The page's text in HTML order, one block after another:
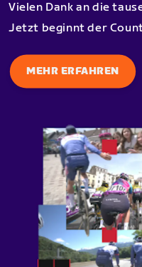
Vielen Dank an die
Jetzt beginnt der
MEHR ERFAHREN